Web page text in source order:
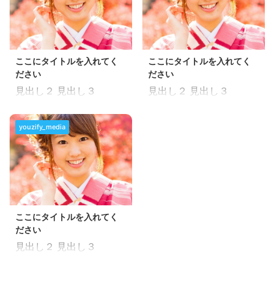
ンド戦略も一年のオリン
ピック延期に伴い頓挫す
る最中、新型コロナ感染
症対策をふまえた日本独
自のスタイルを模索しな
が ...
ここにタイトルを入れてく
ださい
見出し２ 見出し３
ここにタイトルを入れてく
ださい
見出し２ 見出し３
youzify_media
ここにタイトルを入れてく
ださい
見出し２ 見出し３